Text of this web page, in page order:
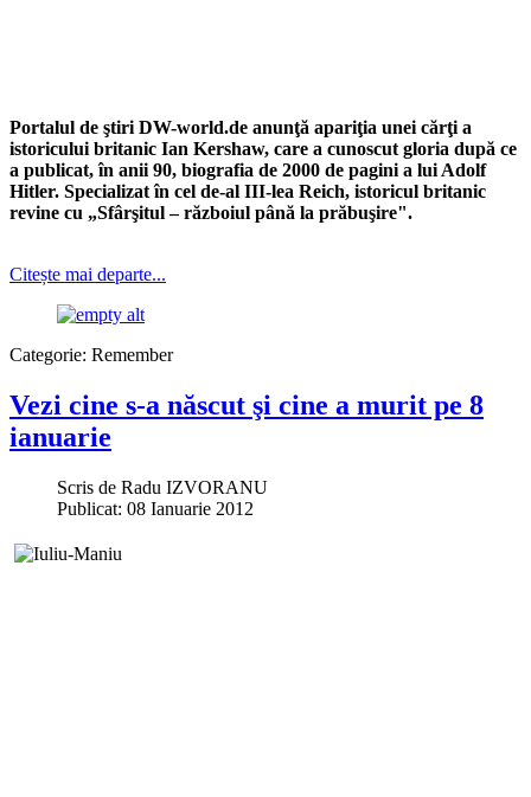
Portalul de ştiri DW-world.de anunţă apariţia unei cărţi a
istoricului britanic Ian Kershaw, care a cunoscut gloria după ce
a publicat, în anii 90, biografia de 2000 de pagini a lui Adolf
Hitler. Specializat în cel de-al III-lea Reich, istoricul britanic
revine cu „Sfârşitul – războiul până la prăbuşire".
Citește mai departe...
Categorie: Remember
Vezi cine s-a născut şi cine a murit pe 8
ianuarie
Scris de Radu IZVORANU
Publicat: 08 Ianuarie 2012